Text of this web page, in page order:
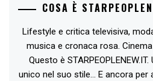
COSA È
Lifestyle e critica televisiva,
musica e cronaca rosa.
Questo è
unico nel suo stile... E ancora